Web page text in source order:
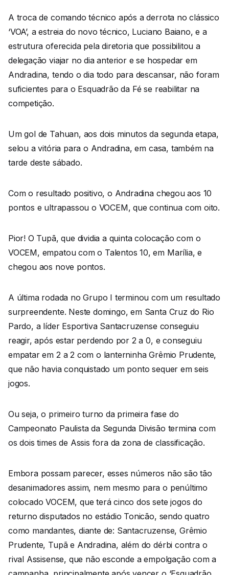
A troca de comando técnico após a derrota no clássico
‘VOA’, a estreia do novo técnico, Luciano Baiano, e a
estrutura oferecida pela diretoria que possibilitou a
delegação viajar no dia anterior e se hospedar em
Andradina, tendo o dia todo para descansar, não foram
suficientes para o Esquadrão da Fé se reabilitar na
competição.
Um gol de Tahuan, aos dois minutos da segunda etapa,
selou a vitória para o Andradina, em casa, também na
tarde deste sábado.
Com o resultado positivo, o Andradina chegou aos 10
pontos e ultrapassou o VOCEM, que continua com oito.
Pior! O Tupã, que dividia a quinta colocação com o
VOCEM, empatou com o Talentos 10, em Marília, e
chegou aos nove pontos.
A última rodada no Grupo I terminou com um resultado
surpreendente. Neste domingo, em Santa Cruz do Rio
Pardo, a líder Esportiva Santacruzense conseguiu
reagir, após estar perdendo por 2 a 0, e conseguiu
empatar em 2 a 2 com o lanterninha Grêmio Prudente,
que não havia conquistado um ponto sequer em seis
jogos.
Ou seja, o primeiro turno da primeira fase do
Campeonato Paulista da Segunda Divisão termina com
os dois times de Assis fora da zona de classificação.
Embora possam parecer, esses números não são tão
desanimadores assim, nem mesmo para o penúltimo
colocado VOCEM, que terá cinco dos sete jogos do
returno disputados no estádio Tonicão, sendo quatro
como mandantes, diante de: Santacruzense, Grêmio
Prudente, Tupã e Andradina, além do dérbi contra o
rival Assisense, que não esconde a empolgação com a